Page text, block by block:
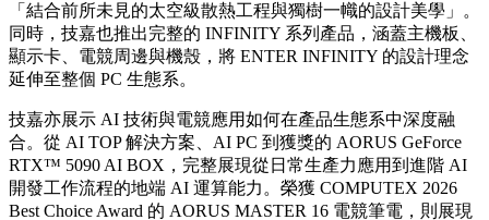
「結合前所未見的太空級散熱工程與獨樹一幟的設計美學」。
同時，技嘉也推出完整的 INFINITY 系列產品，涵蓋主機板、
顯示卡、電競周邊與機殼，將 ENTER INFINITY 的設計理念
延伸至整個 PC 生態系。
技嘉亦展示 AI 技術與電競應用如何在產品生態系中深度融
合。從 AI TOP 解決方案、AI PC 到獲獎的 AORUS GeForce
RTX™ 5090 AI BOX，完整展現從日常生產力應用到進階 AI
開發工作流程的地端 AI 運算能力。榮獲 COMPUTEX 2026
Best Choice Award 的 AORUS MASTER 16 電競筆電，則展現